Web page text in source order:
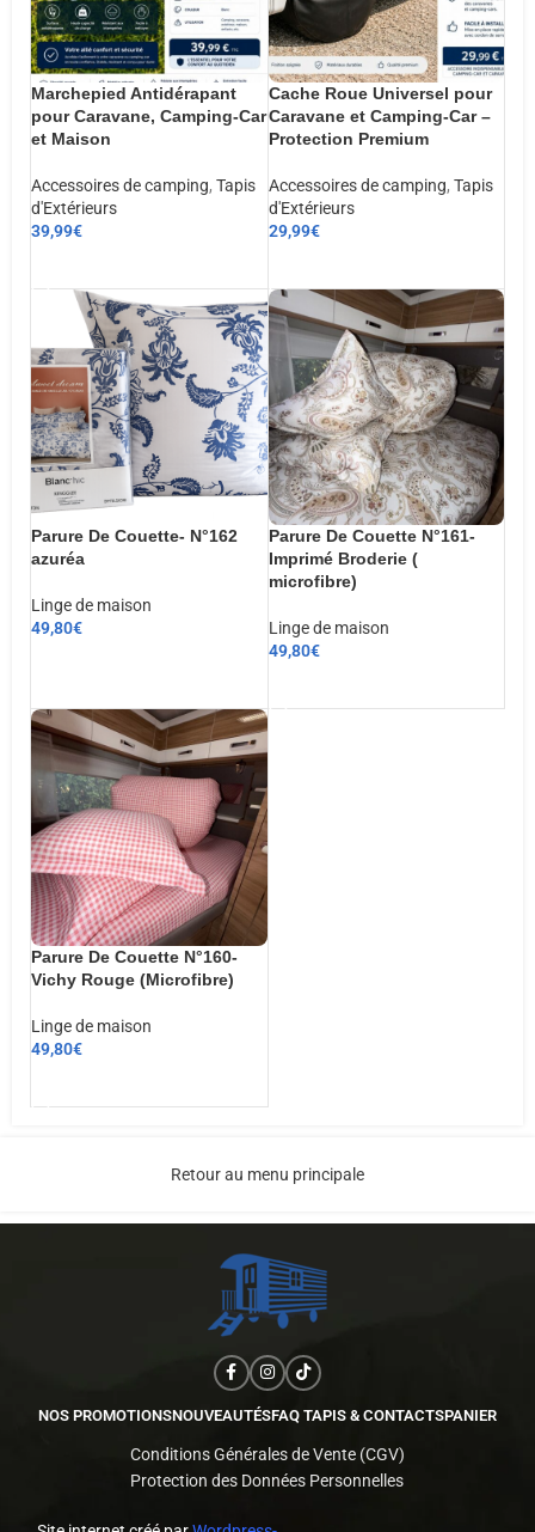
Marchepied Antidérapant
pour Caravane, Camping-Car
et Maison
Accessoires de camping, Tapis
d'Extérieurs
39,99€
Cache Roue Universel pour
Caravane et Camping-Car –
Protection Premium
Accessoires de camping, Tapis
d'Extérieurs
29,99€
Parure De Couette- N°162
azuréa
Linge de maison
49,80€
Parure De Couette N°161-
Imprimé Broderie (
microfibre)
Linge de maison
49,80€
Parure De Couette N°160-
Vichy Rouge (Microfibre)
Linge de maison
49,80€
Retour au menu principale
NOS PROMOTIONSNOUVEAUTÉSFAQ TAPIS & CONTACTSPANIER
Conditions Générales de Vente (CGV)
Protection des Données Personnelles